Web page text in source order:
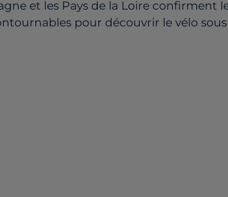
et les Pays de la Loire confirment
pour découvrir le vélo